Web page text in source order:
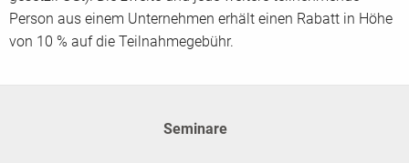
Person aus einem Unternehmen erhält einen Rabatt in Höhe
von 10 % auf die Teilnahmegebühr.
Seminare